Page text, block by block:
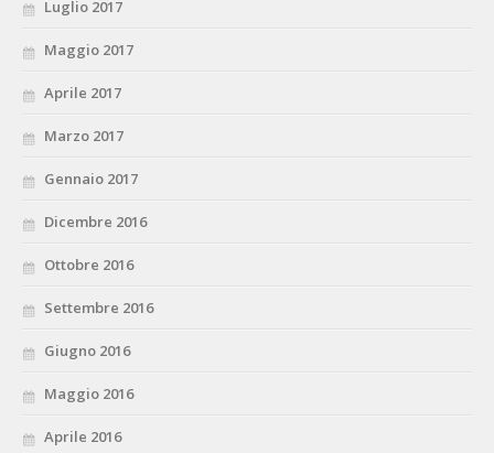
Luglio 2017
Maggio 2017
Aprile 2017
Marzo 2017
Gennaio 2017
Dicembre 2016
Ottobre 2016
Settembre 2016
Giugno 2016
Maggio 2016
Aprile 2016